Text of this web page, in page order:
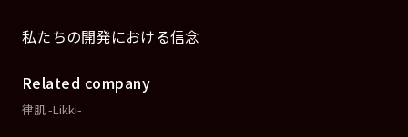
私たちの開発における信念
Related company
律肌 -Likki-